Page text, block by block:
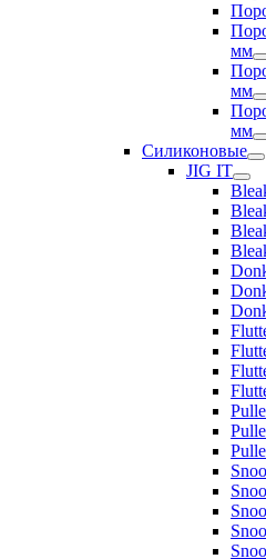
мм
мм
мм
Силиконовые
JIG IT